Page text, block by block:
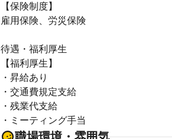
【保険制度】
雇用保険、労災保険
待遇・福利厚生
【福利厚生】
・昇給あり
・交通費規定支給
・残業代支給
・ミーティング手当